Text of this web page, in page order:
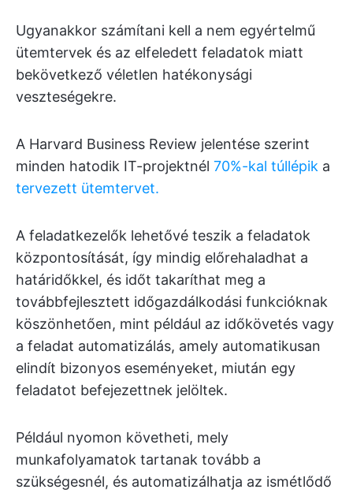
Ugyanakkor számítani kell a nem egyértelmű
ütemtervek és az elfeledett feladatok miatt
bekövetkező véletlen hatékonysági
veszteségekre.
A Harvard Business Review jelentése szerint
minden hatodik IT-projektnél 70%-kal túllépik a
tervezett ütemtervet.
A feladatkezelők lehetővé teszik a feladatok
központosítását, így mindig előrehaladhat a
határidőkkel, és időt takaríthat meg a
továbbfejlesztett időgazdálkodási funkcióknak
köszönhetően, mint például az időkövetés vagy
a feladat automatizálás, amely automatikusan
elindít bizonyos eseményeket, miután egy
feladatot befejezettnek jelöltek.
Például nyomon követheti, mely
munkafolyamatok tartanak tovább a
szükségesnél, és automatizálhatja az ismétlődő